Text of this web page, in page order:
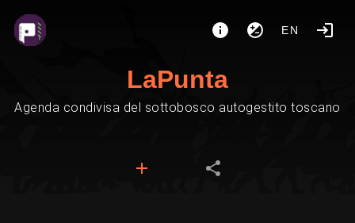
EN
LaPunta
Agenda condivisa del sottobosco autogestito toscano